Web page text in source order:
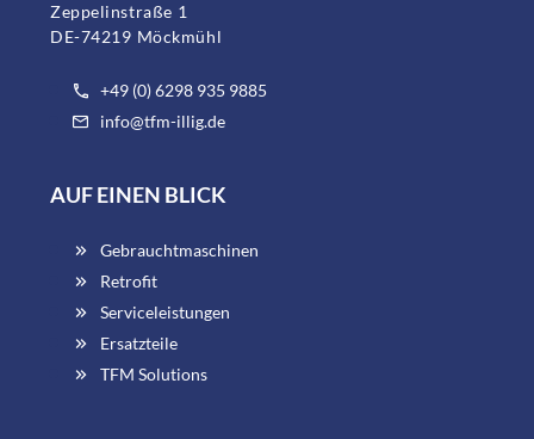
Zeppelinstraße 1
DE-74219 Möckmühl
+49 (0) 6298 935 9885
info@tfm-illig.de
AUF EINEN BLICK
Gebrauchtmaschinen
Retrofit
Serviceleistungen
Ersatzteile
TFM Solutions